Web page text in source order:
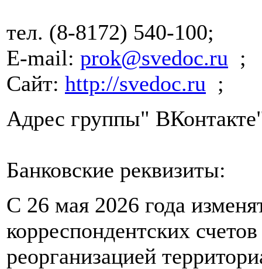
тел. (8-8172) 540-100;
E-mail: prok@svedoc.ru ;
Сайт: http://svedoc.ru ;
Адрес группы"
Банковские реквизиты:
С 26 мая 2026 года
корреспондентских
реорганизацией